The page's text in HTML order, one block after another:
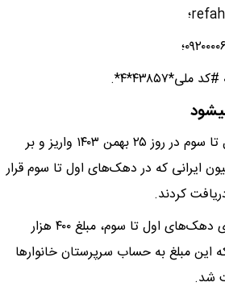
یارانه نقدی دهک‌های اول تا سوم در روز ۲۵ بهمن ۱۴۰۳ واریز و بر
بیش از ۲۷ میلیون ایرانی که در دهک‌های اول تا سوم قرار
کردند.
یارانه نقدی واریز شده برای دهک‌های اول تا سوم، مبلغ ۴۰۰ هزار
این مبلغ به حساب سرپرستان خانوارها
شد.